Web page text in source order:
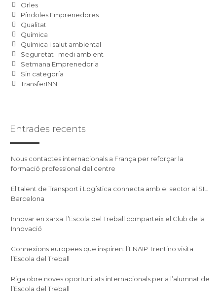
Orles
Píndoles Emprenedores
Qualitat
Química
Química i salut ambiental
Seguretat i medi ambient
Setmana Emprenedoria
Sin categoría
TransferINN
Entrades recents
Nous contactes internacionals a França per reforçar la
formació professional del centre
El talent de Transport i Logística connecta amb el sector al SIL
Barcelona
Innovar en xarxa: l’Escola del Treball comparteix el Club de la
Innovació
Connexions europees que inspiren: l’ENAIP Trentino visita
l’Escola del Treball
Riga obre noves oportunitats internacionals per a l’alumnat de
l’Escola del Treball